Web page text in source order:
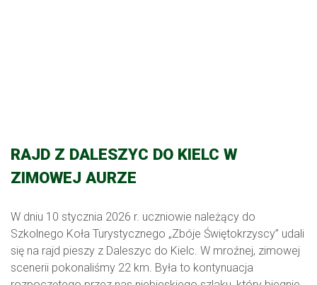
RAJD Z DALESZYC DO KIELC W
ZIMOWEJ AURZE
W dniu 10 stycznia 2026 r. uczniowie należący do
Szkolnego Koła Turystycznego „Zbóje Świętokrzyscy” udali
się na rajd pieszy z Daleszyc do Kielc. W mroźnej, zimowej
scenerii pokonaliśmy 22 km. Była to kontynuacja